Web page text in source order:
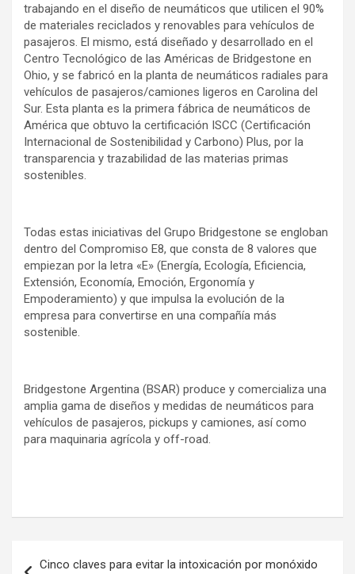
trabajando en el diseño de neumáticos que utilicen el 90%
de materiales reciclados y renovables para vehículos de
pasajeros. El mismo, está diseñado y desarrollado en el
Centro Tecnológico de las Américas de Bridgestone en
Ohio, y se fabricó en la planta de neumáticos radiales para
vehículos de pasajeros/camiones ligeros en Carolina del
Sur. Esta planta es la primera fábrica de neumáticos de
América que obtuvo la certificación ISCC (Certificación
Internacional de Sostenibilidad y Carbono) Plus, por la
transparencia y trazabilidad de las materias primas
sostenibles.
Todas estas iniciativas del Grupo Bridgestone se engloban
dentro del Compromiso E8, que consta de 8 valores que
empiezan por la letra «E» (Energía, Ecología, Eficiencia,
Extensión, Economía, Emoción, Ergonomía y
Empoderamiento) y que impulsa la evolución de la
empresa para convertirse en una compañía más
sostenible.
Bridgestone Argentina (BSAR) produce y comercializa una
amplia gama de diseños y medidas de neumáticos para
vehículos de pasajeros, pickups y camiones, así como
para maquinaria agrícola y off-road.
Cinco claves para evitar la intoxicación por monóxido